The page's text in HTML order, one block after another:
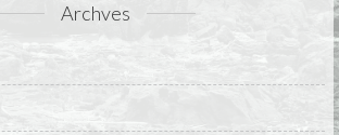
Archves